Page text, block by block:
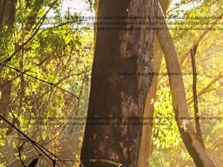
Unsere Kurse sind für das Selbststudium konzipiert. Unser Lernmaterial ist leicht verständlich aufgebaut.
und Übungsphasen ab. Auch nach Kursabschluss hast du weiterhin Zugriff auf deine Lerninhalte. Über
du jederzeit Fragen zum Inhalt stellen und dir Unterstützung holen. Bei Bedarf kannst du auch persönliche
3.
Online-Prüfung & BildungsWelten-Zertifikat
Du hast die Inhalte und Übungen durchgearbeitet und fühlst dich sicher? Dann hol dir dein Zertifikat! Die
keine Prüfung machen möchtest, stellen wir dir eine Teilnahmebestätigung aus.